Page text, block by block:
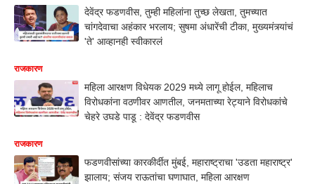
देवेंद्र फडणवीस, तुम्ही महिलांना तुच्छ लेखता, तुमच्यात
चांगदेवाचा अहंकार भरलाय; सुषमा अंधारेंची टीका, मुख्यमंत्र्यांचं
'ते' आव्हानही स्वीकारलं
राजकारण
महिला आरक्षण विधेयक 2029 मध्ये लागू होईल, महिलाच
विरोधकांना वठणीवर आणतील, जनमताच्या रेट्याने विरोधकांचे
चेहरे उघडे पाडू : देवेंद्र फडणवीस
राजकारण
फडणवीसांच्या कारकीर्दीत मुंबई, महाराष्ट्राचा 'उडता महाराष्ट्र'
झालाय; संजय राऊतांचा घणाघात, महिला आरक्षण